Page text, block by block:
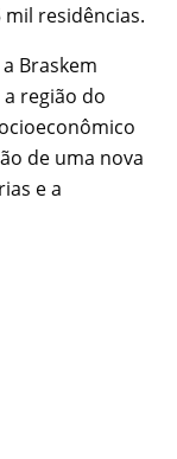
residências.
Braskem
região do
de uma nova
e a